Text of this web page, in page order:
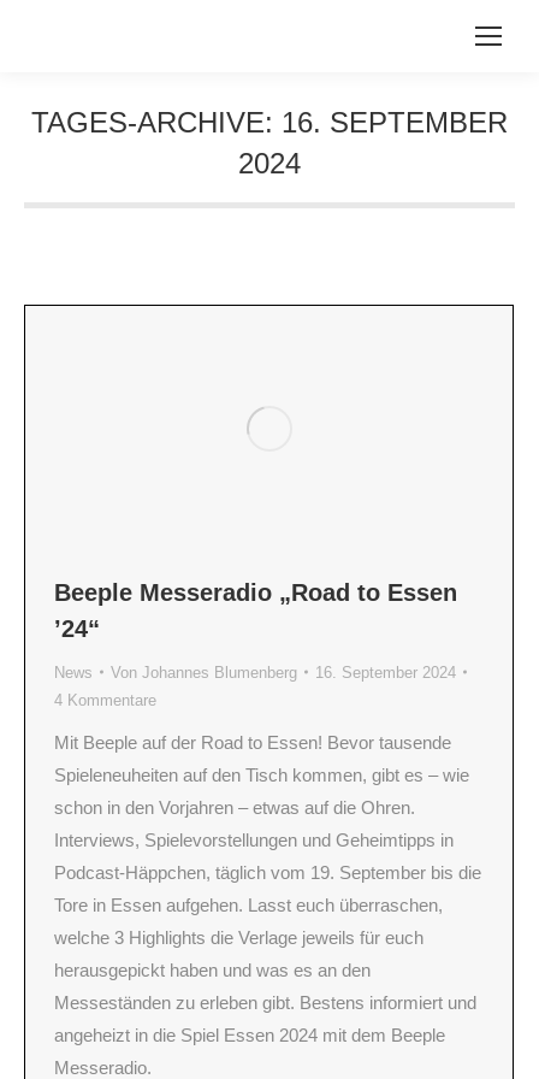
TAGES-ARCHIVE: 16. SEPTEMBER
2024
Beeple Messeradio „Road to Essen
’24“
News Von Johannes Blumenberg
16. September 2024
4 Kommentare
Mit Beeple auf der Road to Essen! Bevor tausende
Spieleneuheiten auf den Tisch kommen, gibt es – wie
schon in den Vorjahren – etwas auf die Ohren.
Interviews, Spielevorstellungen und Geheimtipps in
Podcast-Häppchen, täglich vom 19. September bis die
Tore in Essen aufgehen. Lasst euch überraschen,
welche 3 Highlights die Verlage jeweils für euch
herausgepickt haben und was es an den
Messeständen zu erleben gibt. Bestens informiert und
angeheizt in die Spiel Essen 2024 mit dem Beeple
Messeradio.